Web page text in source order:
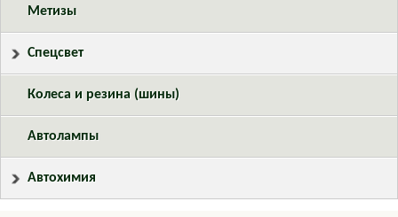
Метизы
Спецсвет
Колеса и резина (шины)
Автолампы
Автохимия